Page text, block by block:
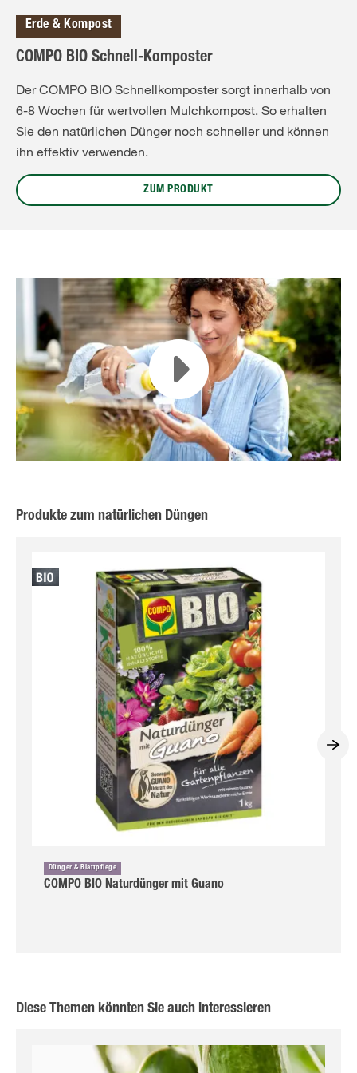
Erde & Kompost
COMPO BIO Schnell-Komposter
Der COMPO BIO Schnellkomposter sorgt innerhalb von
6-8 Wochen für wertvollen Mulchkompost. So erhalten
Sie den natürlichen Dünger noch schneller und können
ihn effektiv verwenden.
ZUM PRODUKT
Produkte zum natürlichen Düngen
Dünger & Blattpflege
COMPO BIO Naturdünger mit Guano
Diese Themen könnten Sie auch interessieren